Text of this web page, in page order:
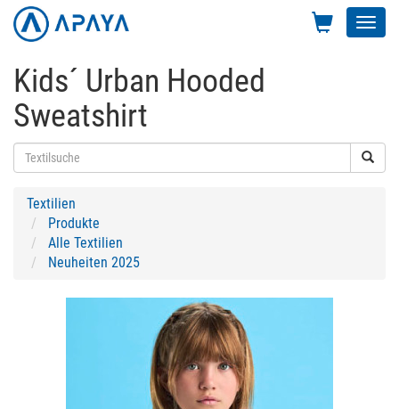
Kids´ Urban Hooded
Sweatshirt
Textilien
Produkte
Alle Textilien
Neuheiten 2025